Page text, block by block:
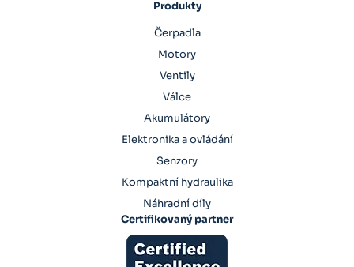
Produkty
Čerpadla
Motory
Ventily
Válce
Akumulátory
Elektronika a ovládání
Senzory
Kompaktní hydraulika
Náhradní díly
Certifikovaný partner